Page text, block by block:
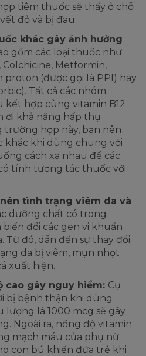
tiêm thuốc sẽ thấy ở chỗ
đỏ và bị đau.
khác gây ảnh hưởng
gồm các loại thuốc như:
Colchicine, Metformin,
(được gọi là PPI) hay
Tất cả các nhóm
hợp cùng vitamin B12
đi khả năng hấp thụ
trường hợp này, bạn nên
khác khi dùng chung với
cách xa nhau để các
tính tương tác thuốc với
tình trạng viêm da và
dưỡng chất có trong
biến đổi các gen vi khuẩn
Từ đó, dẫn đến sự thay đổi
da bị viêm, mụn nhọt
xuất hiện.
cao gây nguy hiểm: Cụ
bị bệnh thận khi dùng
lượng là 1000 mcg sẽ gây
Ngoài ra, nồng độ vitamin
mạch máu của phụ nữ
con bú khiến đứa trẻ khi